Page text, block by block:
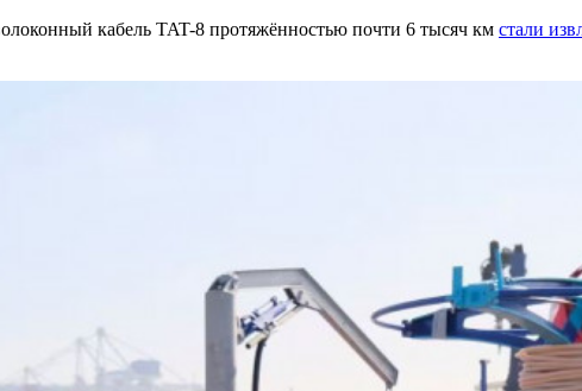
кабель TAT-8 протяжённостью почти 6 тысяч км стали